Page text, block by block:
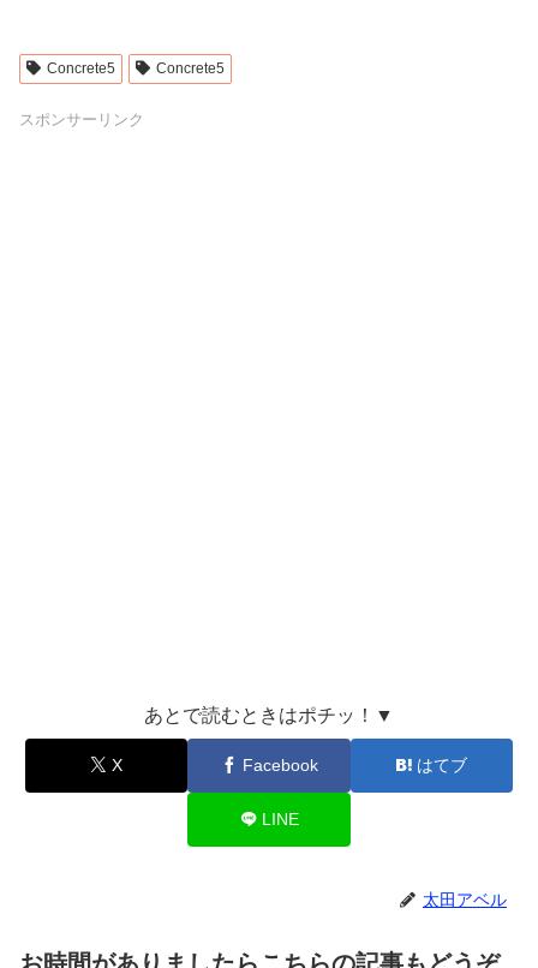
Concrete5 Concrete5
スポンサーリンク
あとで読むときはポチッ！▼
X Facebook はてブ
LINE
太田アベル